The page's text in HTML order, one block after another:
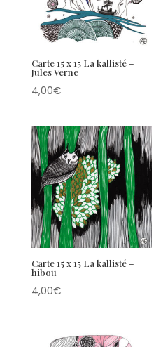
Carte 15 x 15 La kallisté –
Jules Verne
4,00€
Carte 15 x 15 La kallisté –
hibou
4,00€